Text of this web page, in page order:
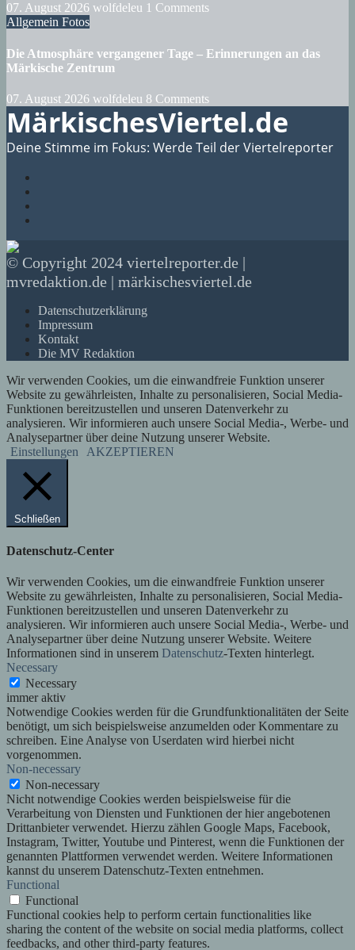
07. August 2026 wolfdeleu 1 Comments
Allgemein Fotos
Die Atmosphäre vergangener Tage – Erinnerungen an das
Märkische Zentrum
07. August 2026 wolfdeleu 8 Comments
MärkischesViertel.de
Deine Stimme im Fokus: Werde Teil der Viertelreporter
© Copyright 2024 viertelreporter.de |
mvredaktion.de | märkischesviertel.de
Datenschutzerklärung
Impressum
Kontakt
Die MV Redaktion
Wir verwenden Cookies, um die einwandfreie Funktion unserer
Website zu gewährleisten, Inhalte zu personalisieren, Social Media-
Funktionen bereitzustellen und unseren Datenverkehr zu
analysieren. Wir informieren auch unsere Social Media-, Werbe- und
Analysepartner über deine Nutzung unserer Website.
Einstellungen
AKZEPTIEREN
Schließen
Datenschutz-Center
Wir verwenden Cookies, um die einwandfreie Funktion unserer
Website zu gewährleisten, Inhalte zu personalisieren, Social Media-
Funktionen bereitzustellen und unseren Datenverkehr zu
analysieren. Wir informieren auch unsere Social Media-, Werbe- und
Analysepartner über deine Nutzung unserer Website. Weitere
Informationen sind in unserem Datenschutz-Texten hinterlegt.
Necessary
Necessary
immer aktiv
Notwendige Cookies werden für die Grundfunktionalitäten der Seite
benötigt, um sich beispielsweise anzumelden oder Kommentare zu
schreiben. Eine Analyse von Userdaten wird hierbei nicht
vorgenommen.
Non-necessary
Non-necessary
Nicht notwendige Cookies werden beispielsweise für die
Verarbeitung von Diensten und Funktionen der hier angebotenen
Drittanbieter verwendet. Hierzu zählen Google Maps, Facebook,
Instagram, Twitter, Youtube und Pinterest, wenn die Funktionen der
genannten Plattformen verwendet werden. Weitere Informationen
kannst du unserem Datenschutz-Texten entnehmen.
Functional
Functional
Functional cookies help to perform certain functionalities like
sharing the content of the website on social media platforms, collect
feedbacks, and other third-party features.